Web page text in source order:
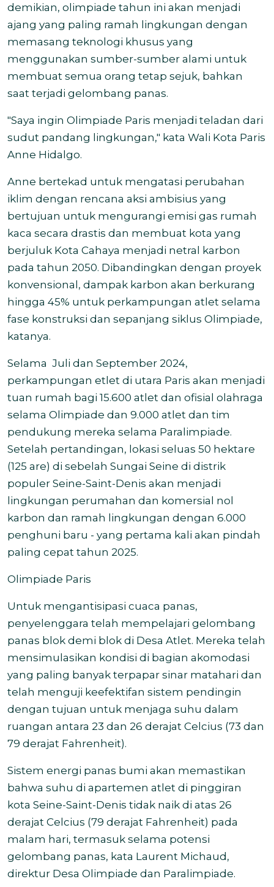
demikian, olimpiade tahun ini akan menjadi
ajang yang paling ramah lingkungan dengan
memasang teknologi khusus yang
menggunakan sumber-sumber alami untuk
membuat semua orang tetap sejuk, bahkan
saat terjadi gelombang panas.
"Saya ingin Olimpiade Paris menjadi teladan dari
sudut pandang lingkungan," kata Wali Kota Paris
Anne Hidalgo.
Anne bertekad untuk mengatasi perubahan
iklim dengan rencana aksi ambisius yang
bertujuan untuk mengurangi emisi gas rumah
kaca secara drastis dan membuat kota yang
berjuluk Kota Cahaya menjadi netral karbon
pada tahun 2050. Dibandingkan dengan proyek
konvensional, dampak karbon akan berkurang
hingga 45% untuk perkampungan atlet selama
fase konstruksi dan sepanjang siklus Olimpiade,
katanya.
Selama Juli dan September 2024,
perkampungan etlet di utara Paris akan menjadi
tuan rumah bagi 15.600 atlet dan ofisial olahraga
selama Olimpiade dan 9.000 atlet dan tim
pendukung mereka selama Paralimpiade.
Setelah pertandingan, lokasi seluas 50 hektare
(125 are) di sebelah Sungai Seine di distrik
populer Seine-Saint-Denis akan menjadi
lingkungan perumahan dan komersial nol
karbon dan ramah lingkungan dengan 6.000
penghuni baru - yang pertama kali akan pindah
paling cepat tahun 2025.
Olimpiade Paris
Untuk mengantisipasi cuaca panas,
penyelenggara telah mempelajari gelombang
panas blok demi blok di Desa Atlet. Mereka telah
mensimulasikan kondisi di bagian akomodasi
yang paling banyak terpapar sinar matahari dan
telah menguji keefektifan sistem pendingin
dengan tujuan untuk menjaga suhu dalam
ruangan antara 23 dan 26 derajat Celcius (73 dan
79 derajat Fahrenheit).
Sistem energi panas bumi akan memastikan
bahwa suhu di apartemen atlet di pinggiran
kota Seine-Saint-Denis tidak naik di atas 26
derajat Celcius (79 derajat Fahrenheit) pada
malam hari, termasuk selama potensi
gelombang panas, kata Laurent Michaud,
direktur Desa Olimpiade dan Paralimpiade.